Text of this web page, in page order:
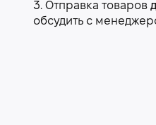
3. Отправка товаров
обсудить с